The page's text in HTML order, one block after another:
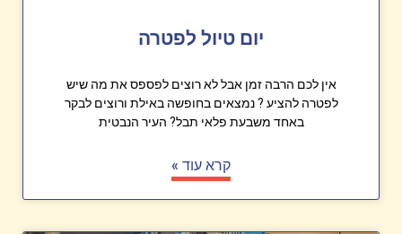
יום טיול לפטרה
אין לכם הרבה זמן אבל לא רוצים לפספס את מה שיש
לפטרה להציע ? נמצאים בחופשה באילת ורוצים לבקר
באחד משבעת פלאי תבל? העיר הנבטית
קרא עוד »